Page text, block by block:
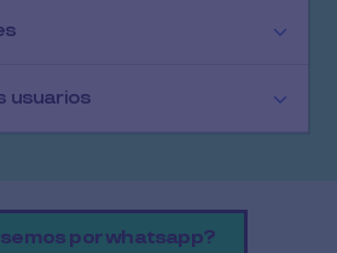
usuarios
por whatsapp?